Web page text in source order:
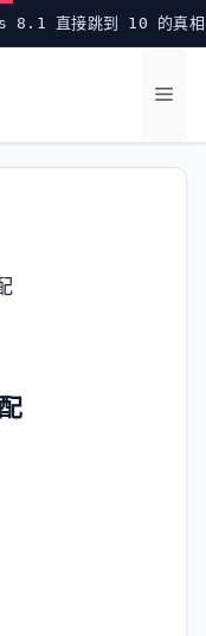
直接跳到 10 的真相
選
單